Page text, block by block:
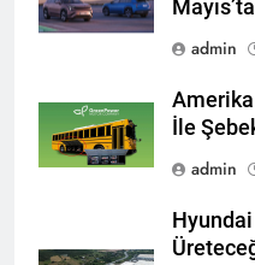
admin
İle
admin
Hyundai